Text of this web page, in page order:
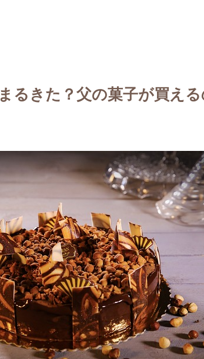
るきた？父の菓子が買え